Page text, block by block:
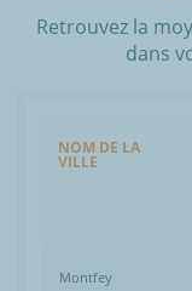
Retrouvez la
dans
NOM DE LA
VILLE
Montfey